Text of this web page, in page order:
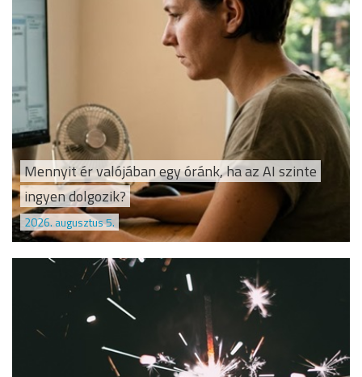
Mennyit ér valójában egy óránk, ha az AI szinte
ingyen dolgozik?
2026. augusztus 5.